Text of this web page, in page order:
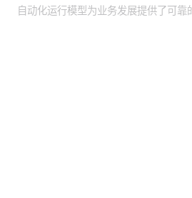
自动化运行模型为业务发展提供了可